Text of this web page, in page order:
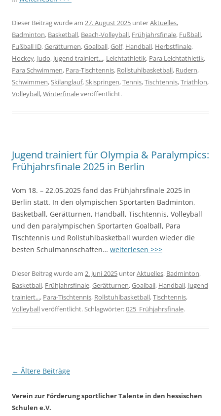
Dieser Beitrag wurde am 27. August 2025 unterAktuelles,
Badminton, Basketball, Beach-Volleyball, Frühjahrsfinale, Fußball,
Fußball ID,Gerätturnen,Goalball,Golf, Handball, Herbstfinale,
Hockey, Judo, Jugend trainiert..., Leichtathletik, Para Leichtathletik,
Para Schwimmen, Para-Tischtennis, Rollstuhlbasketball, Rudern,
Schwimmen,Skilanglauf,Skispringen,Tennis,Tischtennis,Triathlon,
Volleyball,Winterfinaleveröffentlicht.
Jugend trainiert für Olympia & Paralympics:
Frühjahrsfinale 2025 in Berlin
Vom 18. – 22.05.2025 fand das Frühjahrsfinale 2025 in
Berlin statt. In den olympischen Sportarten Badminton,
Basketball, Gerätturnen, Handball, Tischtennis, Volleyball
und den paralympischen Sportarten Goalball, Para
Tischtennis und Rollstuhlbasketball wurden wieder die
besten Schulmannschaften… weiterlesen >>>
Dieser Beitrag wurde am 2. Juni 2025 unterAktuelles, Badminton,
Basketball, Frühjahrsfinale,Gerätturnen,Goalball, Handball, Jugend
trainiert..., Para-Tischtennis, Rollstuhlbasketball,Tischtennis,
Volleyballveröffentlicht. Schlagwörter:025_Frühjahrsfinale.
Beitragsnavigation
← Ältere Beiträge
Verein zur Förderung sportlicher Talente in den hessischen
Schulen e.V.